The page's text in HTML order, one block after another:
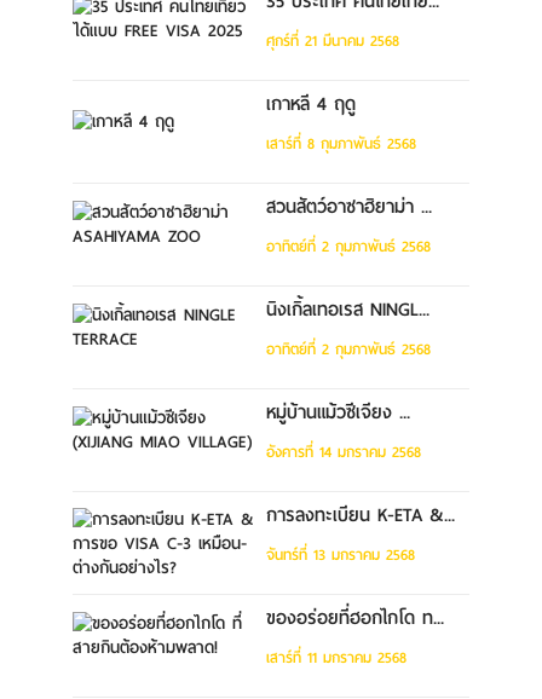
ศุกร์ที่ 21 มีนาคม 2568
เกาหลี 4 ฤดู
เสาร์ที่ 8 กุมภาพันธ์ 2568
สวนสัตว์อาซาฮิยาม่า ...
อาทิตย์ที่ 2 กุมภาพันธ์ 2568
นิงเกิ้ลเทอเรส NINGL...
อาทิตย์ที่ 2 กุมภาพันธ์ 2568
หมู่บ้านแม้วซีเจียง ...
อังคารที่ 14 มกราคม 2568
การลงทะเบียน K-ETA &...
จันทร์ที่ 13 มกราคม 2568
ของอร่อยที่ฮอกไกโด ท...
เสาร์ที่ 11 มกราคม 2568